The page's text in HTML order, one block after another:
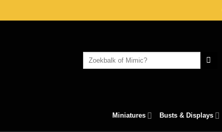
to
Search
Miniatures Busts & Displays